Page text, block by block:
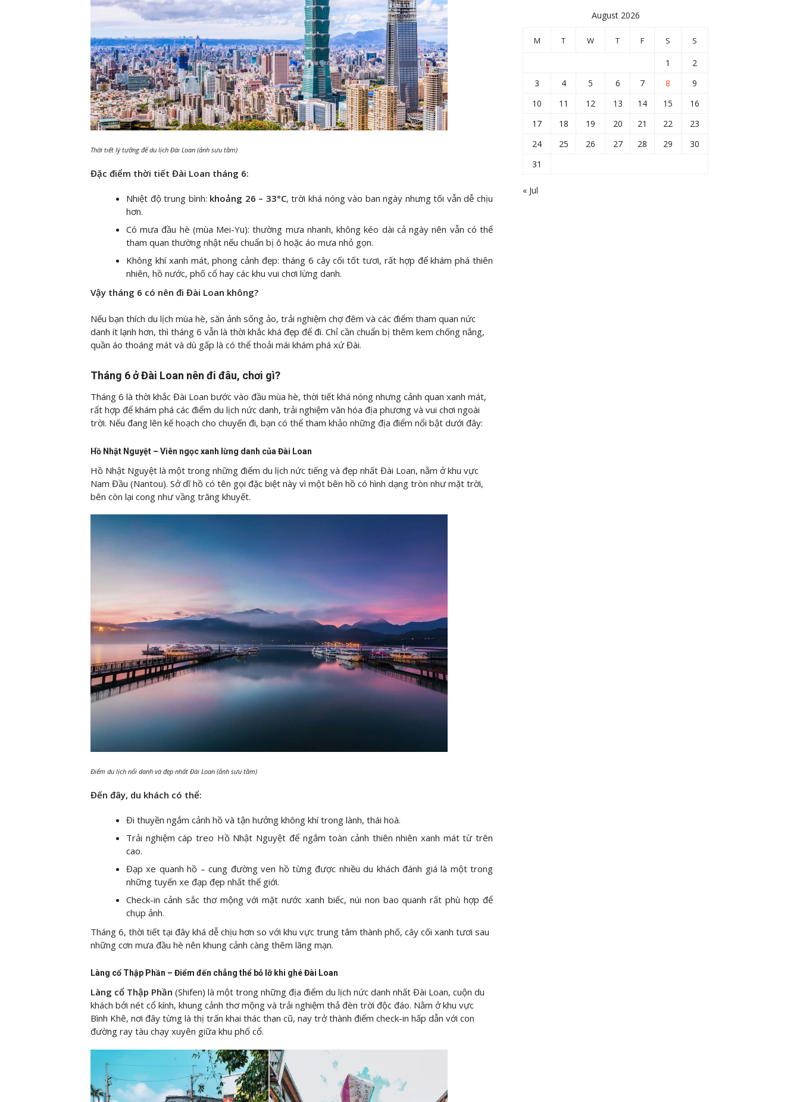
Thời tiết lý tưởng để du lịch Đài Loan (ảnh sưu tầm)
Đặc điểm thời tiết Đài Loan tháng 6:
Nhiệt độ trung bình: khoảng 26 – 33°C, trời khá nóng vào ban ngày nhưng tối vẫn dễ chịu
hơn.
Có mưa đầu hè (mùa Mei-Yu): thường mưa nhanh, không kéo dài cả ngày nên vẫn có thể
tham quan thường nhật nếu chuẩn bị ô hoặc áo mưa nhỏ gọn.
Không khí xanh mát, phong cảnh đẹp: tháng 6 cây cối tốt tươi, rất hợp để khám phá thiên
nhiên, hồ nước, phố cổ hay các khu vui chơi lừng danh.
Vậy tháng 6 có nên đi Đài Loan không?
Nếu bạn thích du lịch mùa hè, săn ảnh sống ảo, trải nghiệm chợ đêm và các điểm tham quan nức
danh ít lạnh hơn, thì tháng 6 vẫn là thời khắc khá đẹp để đi. Chỉ cần chuẩn bị thêm kem chống nắng,
quần áo thoáng mát và dù gấp là có thể thoải mái khám phá xứ Đài.
Tháng 6 ở Đài Loan nên đi đâu, chơi gì?
Tháng 6 là thời khắc Đài Loan bước vào đầu mùa hè, thời tiết khá nóng nhưng cảnh quan xanh mát,
rất hợp để khám phá các điểm du lịch nức danh, trải nghiệm văn hóa địa phương và vui chơi ngoài
trời. Nếu đang lên kế hoạch cho chuyến đi, bạn có thể tham khảo những địa điểm nổi bật dưới đây:
Hồ Nhật Nguyệt – Viên ngọc xanh lừng danh của Đài Loan
Hồ Nhật Nguyệt là một trong những điểm du lịch nức tiếng và đẹp nhất Đài Loan, nằm ở khu vực
Nam Đầu (Nantou). Sở dĩ hồ có tên gọi đặc biệt này vì một bên hồ có hình dạng tròn như mặt trời,
bên còn lại cong như vầng trăng khuyết.
Điểm du lịch nổi danh và đẹp nhất Đài Loan (ảnh sưu tầm)
Đến đây, du khách có thể:
Đi thuyền ngắm cảnh hồ và tận hưởng không khí trong lành, thái hoà.
Trải nghiệm cáp treo Hồ Nhật Nguyệt để ngắm toàn cảnh thiên nhiên xanh mát từ trên
cao.
Đạp xe quanh hồ – cung đường ven hồ từng được nhiều du khách đánh giá là một trong
những tuyến xe đạp đẹp nhất thế giới.
Check-in cảnh sắc thơ mộng với mặt nước xanh biếc, núi non bao quanh rất phù hợp để
chụp ảnh.
Tháng 6, thời tiết tại đây khá dễ chịu hơn so với khu vực trung tâm thành phố, cây cối xanh tươi sau
những cơn mưa đầu hè nên khung cảnh càng thêm lãng mạn.
Làng cổ Thập Phần – Điểm đến chẳng thể bỏ lỡ khi ghé Đài Loan
Làng cổ Thập Phần (Shifen) là một trong những địa điểm du lịch nức danh nhất Đài Loan, cuộn du
khách bởi nét cổ kính, khung cảnh thơ mộng và trải nghiệm thả đèn trời độc đáo. Nằm ở khu vực
Bình Khê, nơi đây từng là thị trấn khai thác than cũ, nay trở thành điểm check-in hấp dẫn với con
đường ray tàu chạy xuyên giữa khu phố cổ.
August 2026
M T W T F S S
1
2
3
4 5 6 7 8
9
10
11 12 13 14 15
16
17
18 19 20 21 22
23
24
25 26 27 28 29
30
31
« Jul